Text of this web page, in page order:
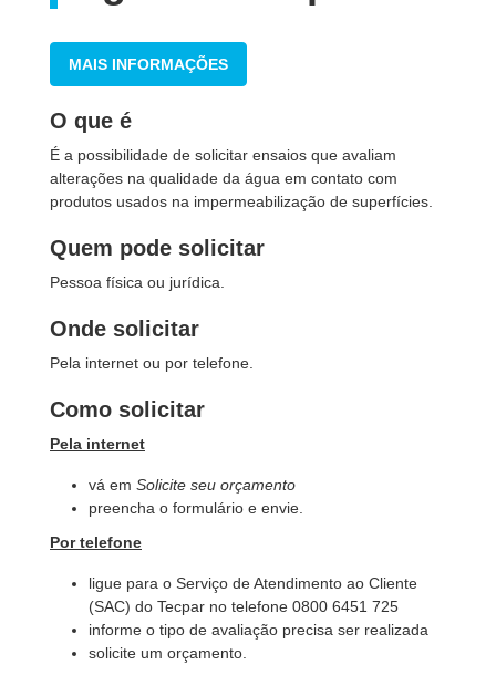
MAIS INFORMAÇÕES
O que é
É a possibilidade de solicitar ensaios que avaliam
alterações na qualidade da água em contato com
produtos usados na impermeabilização de superfícies.
Quem pode solicitar
Pessoa física ou jurídica.
Onde solicitar
Pela internet ou por telefone.
Como solicitar
Pela internet
vá em Solicite seu orçamento
preencha o formulário e envie.
Por telefone
ligue para o Serviço de Atendimento ao Cliente
(SAC) do Tecpar no telefone 0800 6451 725
informe o tipo de avaliação precisa ser realizada
solicite um orçamento.